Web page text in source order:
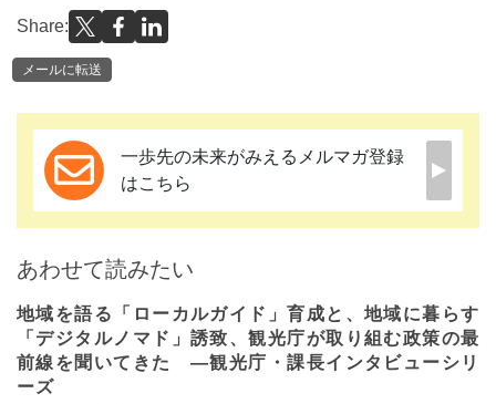
Share:
メールに転送
一歩先の未来がみえるメルマガ登録
はこちら
あわせて読みたい
地域を語る「ローカルガイド」育成と、地域に暮らす
「デジタルノマド」誘致、観光庁が取り組む政策の最
前線を聞いてきた ―観光庁・課長インタビューシリ
ーズ